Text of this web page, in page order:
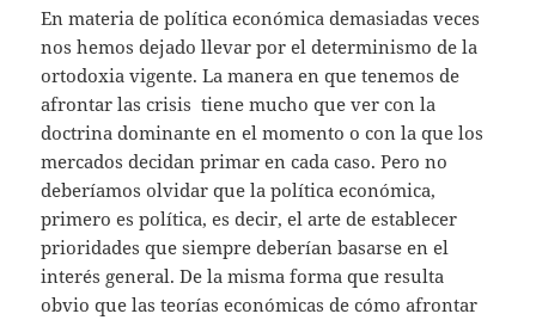
En materia de política económica demasiadas veces
nos hemos dejado llevar por el determinismo de la
ortodoxia vigente. La manera en que tenemos de
afrontar las crisis tiene mucho que ver con la
doctrina dominante en el momento o con la que los
mercados decidan primar en cada caso. Pero no
deberíamos olvidar que la política económica,
primero es política, es decir, el arte de establecer
prioridades que siempre deberían basarse en el
interés general. De la misma forma que resulta
obvio que las teorías económicas de cómo afrontar